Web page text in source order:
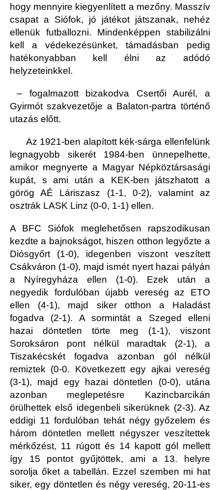
hogy mennyire kiegyenlített a mezőny. Masszív
csapat a Siófok, jó játékot játszanak, nehéz
ellenük futballozni. Mindenképpen stabilizálni
kell a védekezésünket, támadásban pedig
hatékonyabban kell élni az adódó
helyzeteinkkel.
– fogalmazott bizakodva Csertői Aurél, a
Gyirmót szakvezetője a Balaton-partra történő
utazás előtt.
Az 1921-ben alapított kék-sárga ellenfelünk
legnagyobb sikerét 1984-ben ünnepelhette,
amikor megnyerte a Magyar Népköztársasági
kupát, s ami után a KEK-ben játszhatott a
görög AÉ Láriszasz (1-1, 0-2), valamint az
osztrák LASK Linz (0-0, 1-1) ellen.
A BFC Siófok meglehetősen rapszodikusan
kezdte a bajnokságot, hiszen otthon legyőzte a
Diósgyőrt (1-0), idegenben viszont veszített
Csákváron (1-0), majd ismét nyert hazai pályán
a Nyíregyháza ellen (1-0). Ezek után a
negyedik fordulóban újabb vereség az ETO
ellen (4-1), majd siker otthon a Haladást
fogadva (2-1). A sormintát a Szeged elleni
hazai döntetlen törte meg (1-1), viszont
Soroksáron pont nélkül maradtak (2-1), a
Tiszakécskét fogadva azonban gól nélkül
remiztek (0-0. Következett egy ajkai vereség
(3-1), majd egy hazai döntetlen (0-0), utána
azonban meglepetésre Kazincbarcikán
örülhettek első idegenbeli sikerüknek (2-3). Az
eddigi 11 fordulóban tehát négy győzelem és
három döntetlen mellett négyszer veszítettek
mérkőzést, 11 rúgott és 14 kapott gól mellett
így 15 pontot gyűjtöttek, ami a 13. helyre
sorolja őket a tabellán. Ezzel szemben mi hat
siker, egy döntetlen és négy vereség, 20-11-es